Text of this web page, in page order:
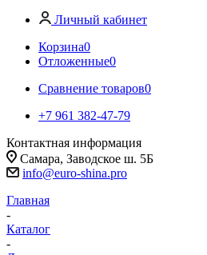
Личный кабинет
Корзина0
Отложенные0
Сравнение товаров0
+7 961 382-47-79
Контактная информация
Самара, Заводское ш. 5Б
info@euro-shina.pro
Главная
-
Каталог
-